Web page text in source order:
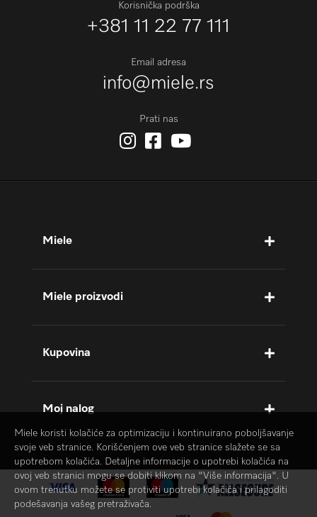
Korisnička podrška
+381 11 22 77 111
Email adresa
info@miele.rs
Prati nas
Miele
Miele proizvodi
Kupovina
Moj nalog
Miele koristi kolačiće za optimizaciju i kontinuirano poboljšavanje
svoje veb stranice. Korišćenjem ove veb stranice slažete se sa
upotrebom kolačića. Detaljne informacije o upotrebi kolačića na
ovoj veb stranici mogu se dobiti klikom na "Više informacija". U
ovom trenutku možete se protiviti upotrebi kolačića i prilagoditi
podešavanja vašeg pretraživača.